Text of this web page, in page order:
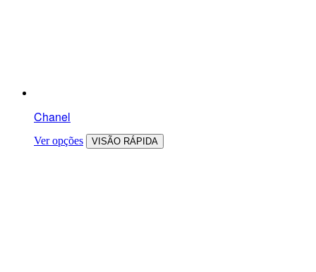
Chanel
Ver opções VISÃO RÁPIDA